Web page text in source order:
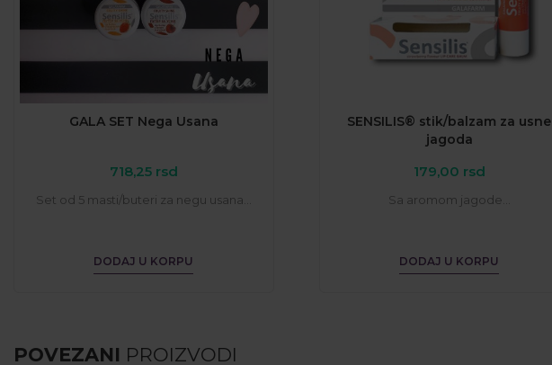
GALA SET Nega Usana
718,25 rsd
Set od 5 masti/buteri za negu usana...
DODAJ U KORPU
SENSILIS® stik/balzam za usne
jagoda
179,00 rsd
Sa aromom jagode...
DODAJ U KORPU
POVEZANI PROIZVODI